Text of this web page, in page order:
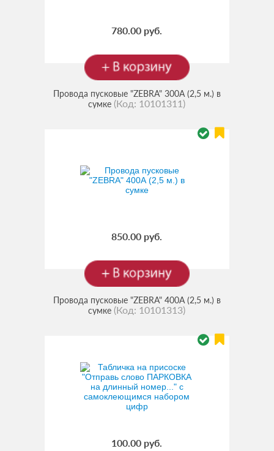
780.00 руб.
Провода пусковые "ZEBRA" 300А (2,5 м.) в
сумке (Код: 10101311)
850.00 руб.
Провода пусковые "ZEBRA" 400А (2,5 м.) в
сумке (Код: 10101313)
100.00 руб.